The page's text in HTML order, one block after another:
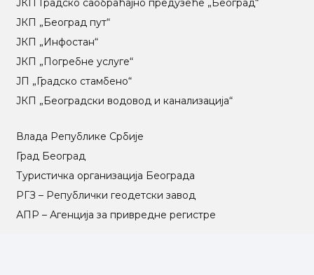
ЈКП Градско саобраћајно предузеће „Београд“
ЈКП „Београд пут“
ЈКП „Инфостан“
ЈКП „Погребне услуге“
ЈП „Градско стамбено“
ЈКП „Београдски водовод и канализација“
Влада Републике Србије
Град Београд
Туристичка организација Београда
РГЗ – Републички геодетски завод
АПР – Агенција за привредне регистре